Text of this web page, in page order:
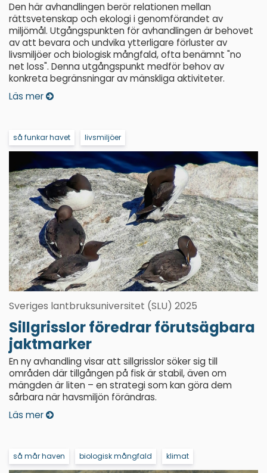
Den här avhandlingen berör relationen mellan
rättsvetenskap och ekologi i genomförandet av
miljömål. Utgångspunkten för avhandlingen är behovet
av att bevara och undvika ytterligare förluster av
livsmiljöer och biologisk mångfald, ofta benämnt "no
net loss". Denna utgångspunkt medför behov av
konkreta begränsningar av mänskliga aktiviteter.
Läs mer
så funkar havet livsmiljöer
Sveriges lantbruksuniversitet (SLU) 2025
Sillgrisslor föredrar förutsägbara
jaktmarker
En ny avhandling visar att sillgrisslor söker sig till
områden där tillgången på fisk är stabil, även om
mängden är liten – en strategi som kan göra dem
sårbara när havsmiljön förändras.
Läs mer
så mår haven biologisk mångfald klimat